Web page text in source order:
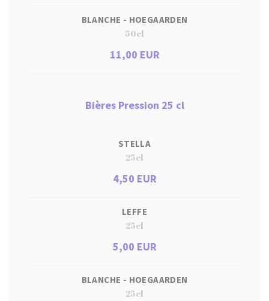
BLANCHE - HOEGAARDEN
50cl
11,00 EUR
Bières Pression 25 cl
STELLA
25cl
4,50 EUR
LEFFE
25cl
5,00 EUR
BLANCHE - HOEGAARDEN
25cl